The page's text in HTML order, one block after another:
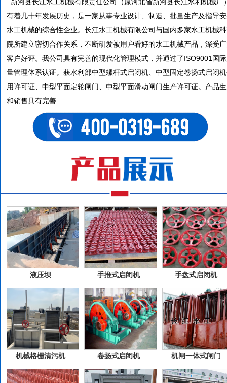
新河县长江水工机械有限责任公司（原河北省新河县长江水利机械厂
有着几十年发展历史，是一家从事专业设计、制造、批量生产及指导
水工机械的综合性企业。长江水工机械有限公司与国内多家水工机械
院所建立密切合作关系，不断研发被用户看好的水工机械产品，深受
客户好评。我公司具有完善的现代化管理模式，并通过了ISO9001国
量管理体系认证。获水利部中型螺杆式启闭机、中型固定卷扬式启闭
用许可证、中型平面定轮闸门、中型平面滑动闸门生产许可证。产品
和销售具有完善……
液压坝 手推式启闭机 手盘式启闭机
机械格栅清污机 卷扬式启闭机 机闸一体式闸门